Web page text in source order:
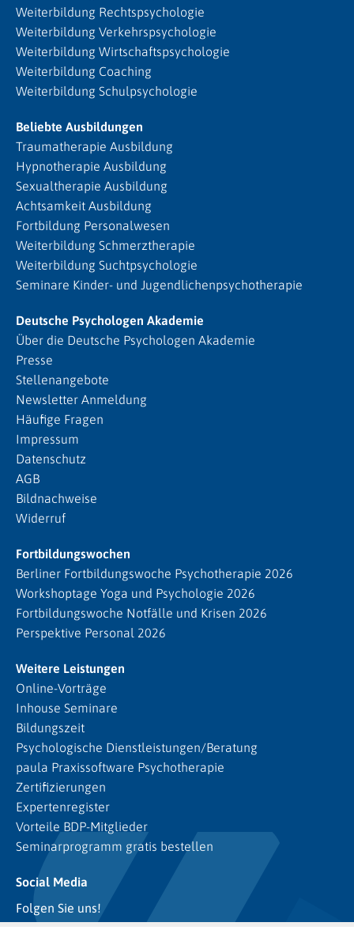
Weiterbildung Rechtspsychologie
Weiterbildung Verkehrspsychologie
Weiterbildung Wirtschaftspsychologie
Weiterbildung Coaching
Weiterbildung Schulpsychologie
Beliebte Ausbildungen
Traumatherapie Ausbildung
Hypnotherapie Ausbildung
Sexualtherapie Ausbildung
Achtsamkeit Ausbildung
Fortbildung Personalwesen
Weiterbildung Schmerztherapie
Weiterbildung Suchtpsychologie
Seminare Kinder- und Jugendlichenpsychotherapie
Deutsche Psychologen Akademie
Über die Deutsche Psychologen Akademie
Presse
Stellenangebote
Newsletter Anmeldung
Häufige Fragen
Impressum
Datenschutz
AGB
Bildnachweise
Widerruf
Fortbildungswochen
Berliner Fortbildungswoche Psychotherapie 2026
Workshoptage Yoga und Psychologie 2026
Fortbildungswoche Notfälle und Krisen 2026
Perspektive Personal 2026
Weitere Leistungen
Online-Vorträge
Inhouse Seminare
Bildungszeit
Psychologische Dienstleistungen/Beratung
paula Praxissoftware Psychotherapie
Zertifizierungen
Expertenregister
Vorteile BDP-Mitglieder
Seminarprogramm gratis bestellen
Social Media
Folgen Sie uns!